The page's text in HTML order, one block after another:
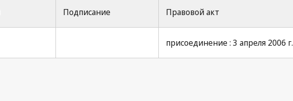
Подписание Правовой акт
присоединение : 3 апреля 2006 г.